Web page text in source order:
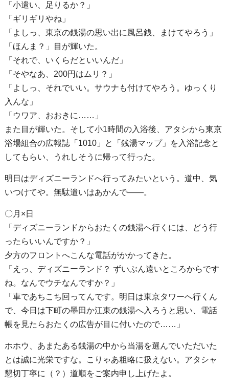
「小遣い、足りるか？」
「ギリギリやね」
「よしっ、東京の銭湯の思い出に風呂銭、まけてやろう」
「ほんま？」目が輝いた。
「それで、いくらだといいんだ」
「そやなあ、200円はムリ？」
「よしっ、それでいい。サウナも付けてやろう。ゆっくり
入んな」
「ウワア、おおきに……」
また目が輝いた。そして小1時間の入浴後、アタシから東京
浴場組合の広報誌「1010」と「銭湯マップ」を入浴記念と
してもらい、うれしそうに帰って行った。
明日はディズニーランドへ行ってみたいという。道中、気
いつけてや。無駄遣いはあかんで――。
〇月×日
「ディズニーランドからおたくの銭湯へ行くには、どう行
ったらいいんですか？」
夕方のフロントへこんな電話がかかってきた。
「えっ、ディズニーランド？ ずいぶん遠いところからです
ね。なんでウチなんですか？」
「車であちこち回ってんです。明日は東京タワーへ行くん
で、今日は下町の墨田か江東の銭湯へ入ろうと思い、電話
帳を見たらおたくの広告が目に付いたので……」
ホホウ、あまたある銭湯の中から当湯を選んでいただいた
とは誠に光栄ですな。こりゃあ粗略に扱えない。アタシャ
懇切丁寧に（？）道順をご案内申し上げたよ。